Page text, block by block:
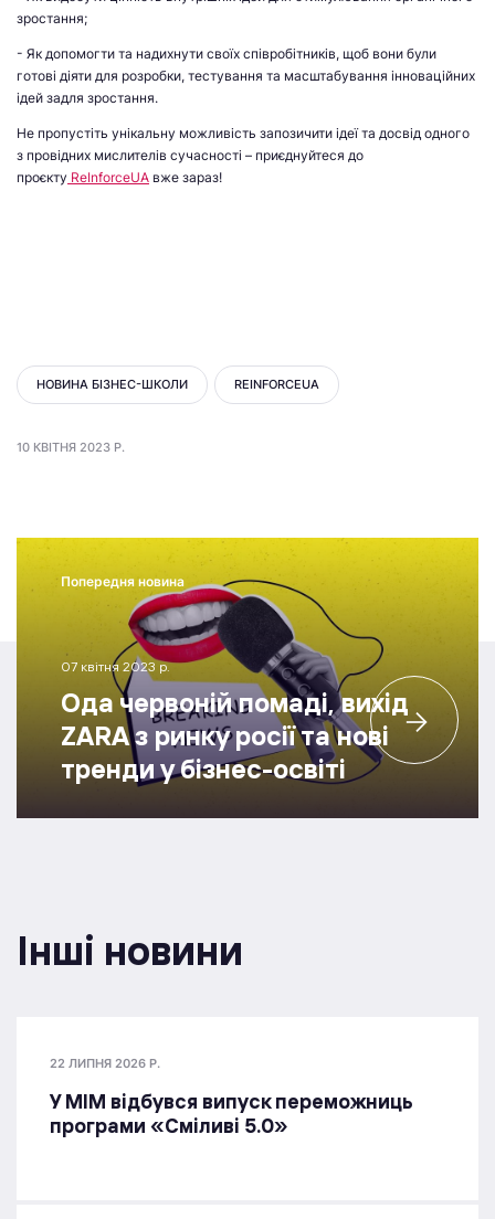
зростання;
- Як допомогти та надихнути своїх співробітників, щоб вони були
готові діяти для розробки, тестування та масштабування інноваційних
ідей задля зростання.
Не пропустіть унікальну можливість запозичити ідеї та досвід одного
з провідних мислителів сучасності – приєднуйтеся до
проєкту ReІnforceUA вже зараз!
НОВИНА БІЗНЕС-ШКОЛИ REINFORCEUA
10 КВІТНЯ 2023 Р.
Попередня новина
07 квітня 2023 р.
Ода червоній помаді, вихід
ZARA з ринку росії та нові
тренди у бізнес-освіті
Інші новини
22 ЛИПНЯ 2026 Р.
У МІМ відбувся випуск переможниць
програми «Сміливі 5.0»